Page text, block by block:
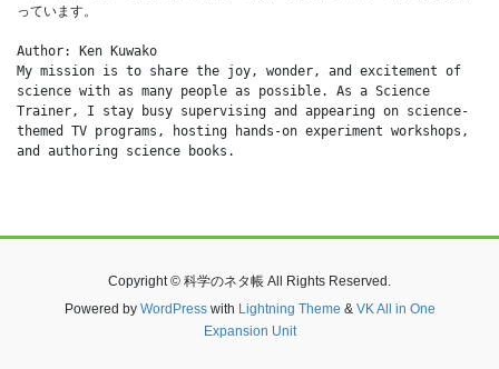
っています。
Author: Ken Kuwako
My mission is to share the joy, wonder, and excitement of
science with as many people as possible. As a Science
Trainer, I stay busy supervising and appearing on science-
themed TV programs, hosting hands-on experiment workshops,
and authoring science books.
Copyright © 科学のネタ帳 All Rights Reserved.
Powered by WordPresswith Lightning Theme & VK All in One
Expansion Unit